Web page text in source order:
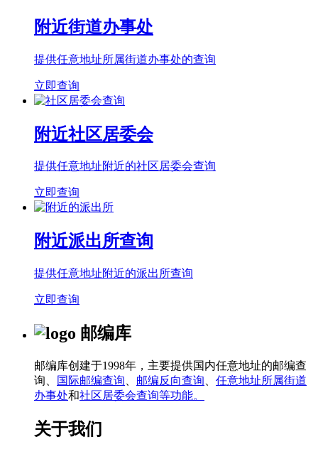
附近街道办事处
提供任意地址所属街道办事处的查询
立即查询
附近社区居委会
提供任意地址附近的社区居委会查询
立即查询
附近派出所查询
提供任意地址附近的派出所查询
立即查询
邮编库
邮编库创建于1998年，主要提供国内任意地址的邮编查
询、
国际邮编查询 邮编反向查询
任意地址所属街道
办事处和社区居委会查询等功能。
关于我们